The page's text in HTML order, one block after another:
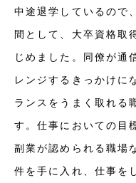
中途退学しているので
間として、大卒資格取
じめました。同僚が通
レンジするきっかけに
ランスをうまく取れる
す。仕事においての目
副業が認められる職場
件を手に入れ、仕事を